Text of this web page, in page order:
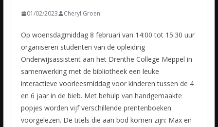
01/02/2023 Cheryl Groen
Op woensdagmiddag 8 februari van 14:00 tot 15:30 uur
organiseren studenten van de opleiding
Onderwijsassistent aan het Drenthe College Meppel in
samenwerking met de bibliotheek een leuke
interactieve voorleesmiddag voor kinderen tussen de 4
en 6 jaar in de bieb. Met behulp van handgemaakte
popjes worden vijf verschillende prentenboeken
voorgelezen. De titels die aan bod komen zijn: Max en